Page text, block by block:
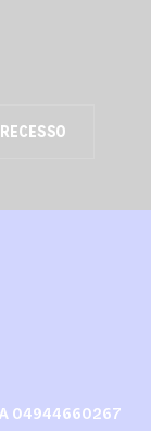
04944660267